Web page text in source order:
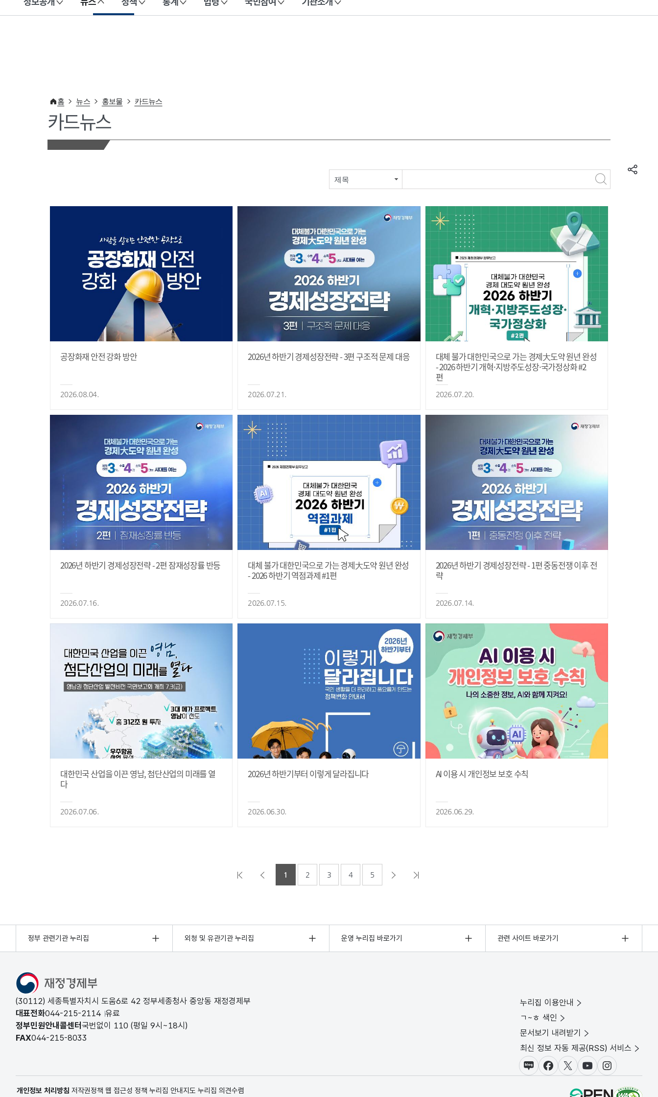
이 누리집은 대한민국 공식 전자정부 누리집입니다.
홈 뉴스 홍보물 카드뉴스
카드뉴스
제목
공장화재 안전 강화 방안
2026.08.04.
2026년 하반기 경제성장전략 - 3편 구조적 문제 대응
2026.07.21.
대체 불가 대한민국으로 가는 경제大도약 원년 완성
- 2026 하반기 개혁·지방주도성장·국가정상화 #2
편
2026.07.20.
2026년 하반기 경제성장전략 - 2편 잠재성장률 반등
2026.07.16.
대체 불가 대한민국으로 가는 경제大도약 원년 완성
- 2026 하반기 역점과제 #1편
2026.07.15.
2026년 하반기 경제성장전략 - 1편 중동전쟁 이후 전
략
2026.07.14.
대한민국 산업을 이끈 영남, 첨단산업의 미래를 열
다
2026.07.06.
2026년 하반기부터 이렇게 달라집니다
2026.06.30.
AI 이용 시 개인정보 보호 수칙
2026.06.29.
1 2 3 4 5
정부 관련기관 누리집 외청 및 유관기관 누리집 운영 누리집 바로가기 관련 사이트 바로가기
(30112) 세종특별자치시 도움6로 42 정부세종청사 중앙동 재정경제부
대표전화044-215-2114 유료
정부민원안내콜센터 국번없이 110 (평일 9시~18시)
FAX044-215-8033
누리집 이용안내
ㄱ~ㅎ 색인
문서보기 내려받기
최신 정보 자동 제공(RSS) 서비스
블로그페이스북X(트위터)
유튜브인스타그램
개인정보 처리방침 저작권정책 웹 접근성 정책 누리집 안내지도 누리집 의견수렴